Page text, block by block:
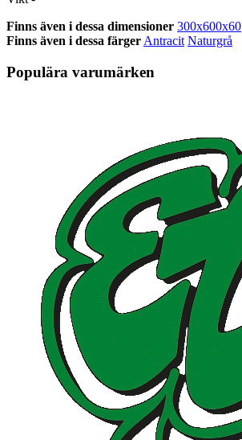
Finns även i dessa dimensioner 300x600x60
Finns även i dessa färger Antracit Naturgrå
Populära varumärken